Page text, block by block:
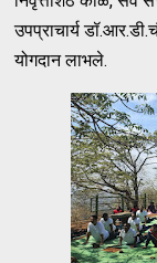
उपप्राचार्य
योगदान लाभले.